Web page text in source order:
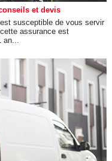
et devis
susceptible de vous servir
assurance est